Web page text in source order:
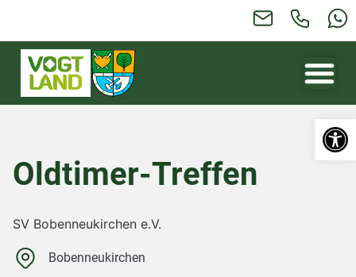
Oldtimer-Treffen
SV Bobenneukirchen e.V.
Bobenneukirchen